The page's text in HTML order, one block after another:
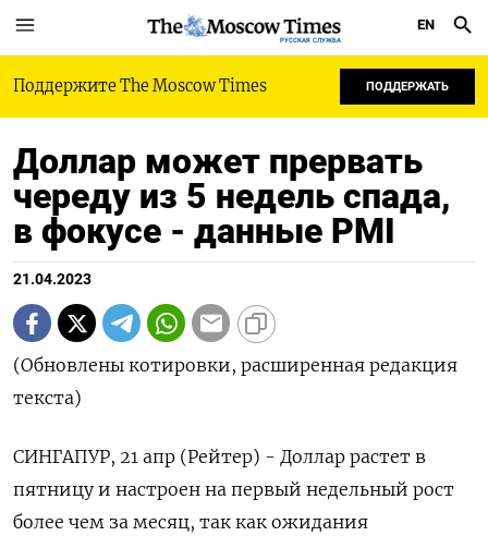
РУССКАЯ СЛУЖБА
EN
Поддержите The Moscow Times ПОДДЕРЖАТЬ
Доллар может прервать
череду из 5 недель спада,
в фокусе - данные PMI
21.04.2023
(Обновлены котировки, расширенная редакция
текста)
СИНГАПУР, 21 апр (Рейтер) - Доллар растет в
пятницу и настроен на первый недельный рост
более чем за месяц, так как ожидания